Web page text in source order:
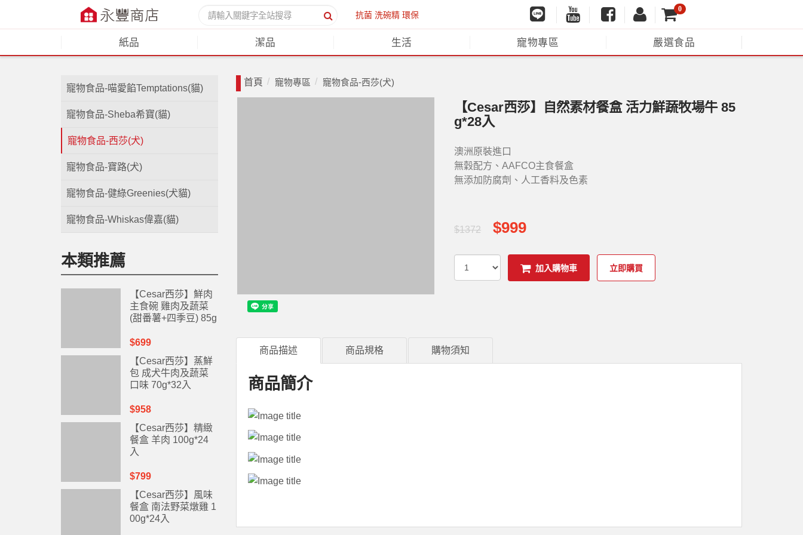
抗菌 洗碗精 環保
0
紙品 潔品 生活 寵物專區 嚴選食品
首頁 寵物專區 寵物食品-西莎(犬)
【Cesar西莎】自然素材餐盒 活力鮮蔬牧場牛 85
g*28入
澳洲原裝進口
無穀配方、AAFCO主食餐盒
無添加防腐劑、人工香料及色素
$1372 $999
加入購物車 立即購買
商品描述 商品規格 購物須知
商品簡介
寵物食品-喵愛餡Temptations(貓)
寵物食品-Sheba希寶(貓)
寵物食品-西莎(犬)
寵物食品-寶路(犬)
寵物食品-健綠Greenies(犬貓)
寵物食品-Whiskas偉嘉(貓)
本類推薦
【Cesar西莎】鮮肉
主食碗 雞肉及蔬菜
(甜番薯+四季豆) 85g
$699
【Cesar西莎】蒸鮮
包 成犬牛肉及蔬菜
口味 70g*32入
$958
【Cesar西莎】精緻
餐盒 羊肉 100g*24
入
$799
【Cesar西莎】風味
餐盒 南法野菜燉雞 1
00g*24入